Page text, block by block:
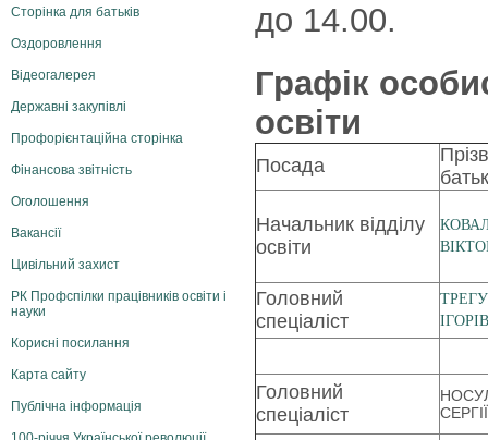
Сторінка для батьків
Оздоровлення
Відеогалерея
Державні закупівлі
Профорієнтаційна сторінка
Фінансова звітність
Оголошення
Вакансії
Цивільний захист
РК Профспілки працівників освіти і
науки
Корисні посилання
Карта сайту
Публічна інформація
до 14.00.
Графік
освіти
Посада
Начальник відділу
освіти
Головний
спеціаліст
Головний
спеціаліст